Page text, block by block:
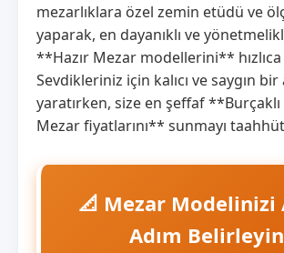
mezarlıklara özel zemin etüdü ve
yaparak, en dayanıklı ve
**Hazır Mezar modellerini**
Sevdikleriniz için kalıcı ve saygın bir
yaratırken, size en şeffaf **Burçaklı
Mezar fiyatlarını** sunmayı
📐 Mezar Modelinizi
Adım Belirleyin